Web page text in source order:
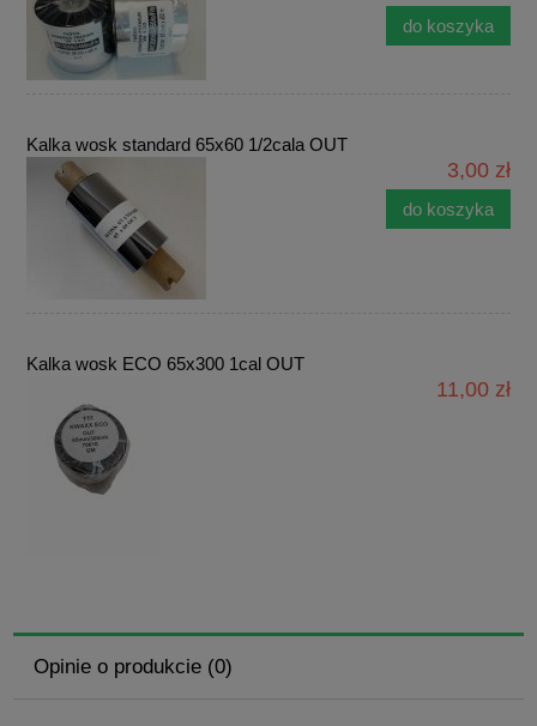
do koszyka
Kalka wosk standard 65x60 1/2cala OUT
3,00 zł
do koszyka
Kalka wosk ECO 65x300 1cal OUT
11,00 zł
Opinie o produkcie (0)